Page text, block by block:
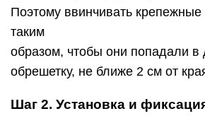
Поэтому ввинчивать
таким
образом, чтобы они попадали в
обрешетку, не ближе 2 см от
Шаг 2. Установка и